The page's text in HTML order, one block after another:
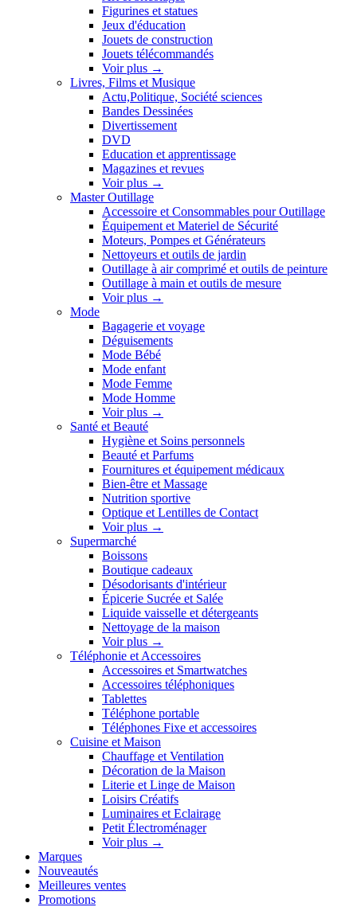
Figurines et statues
Jeux d'éducation
Jouets de construction
Jouets télécommandés
Voir plus →
Livres, Films et Musique
Actu,Politique, Société sciences
Bandes Dessinées
Divertissement
DVD
Education et apprentissage
Magazines et revues
Voir plus →
Master Outillage
Accessoire et Consommables pour Outillage
Équipement et Materiel de Sécurité
Moteurs, Pompes et Générateurs
Nettoyeurs et outils de jardin
Outillage à air comprimé et outils de peinture
Outillage à main et outils de mesure
Voir plus →
Mode
Bagagerie et voyage
Déguisements
Mode Bébé
Mode enfant
Mode Femme
Mode Homme
Voir plus →
Santé et Beauté
Hygiène et Soins personnels
Beauté et Parfums
Fournitures et équipement médicaux
Bien-être et Massage
Nutrition sportive
Optique et Lentilles de Contact
Voir plus →
Supermarché
Boissons
Boutique cadeaux
Désodorisants d'intérieur
Épicerie Sucrée et Salée
Liquide vaisselle et détergeants
Nettoyage de la maison
Voir plus →
Téléphonie et Accessoires
Accessoires et Smartwatches
Accessoires téléphoniques
Tablettes
Téléphone portable
Téléphones Fixe et accessoires
Cuisine et Maison
Chauffage et Ventilation
Décoration de la Maison
Literie et Linge de Maison
Loisirs Créatifs
Luminaires et Eclairage
Petit Électroménager
Voir plus →
Marques
Nouveautés
Meilleures ventes
Promotions